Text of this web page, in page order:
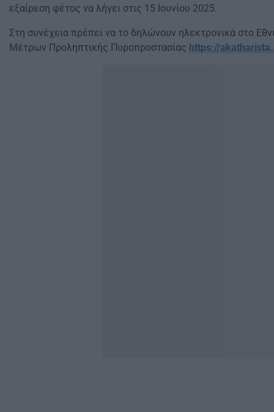
εξαίρεση φέτος να λήγει στις 15 Ιουνίου 2025.
Στη συνέχεια πρέπει να το δηλώνουν ηλεκτρονικά στο
Μέτρων Προληπτικής Πυροπροστασίας https://